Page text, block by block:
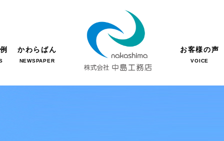
かわらばん
NEWSPAPER
お客様の声
VOICE